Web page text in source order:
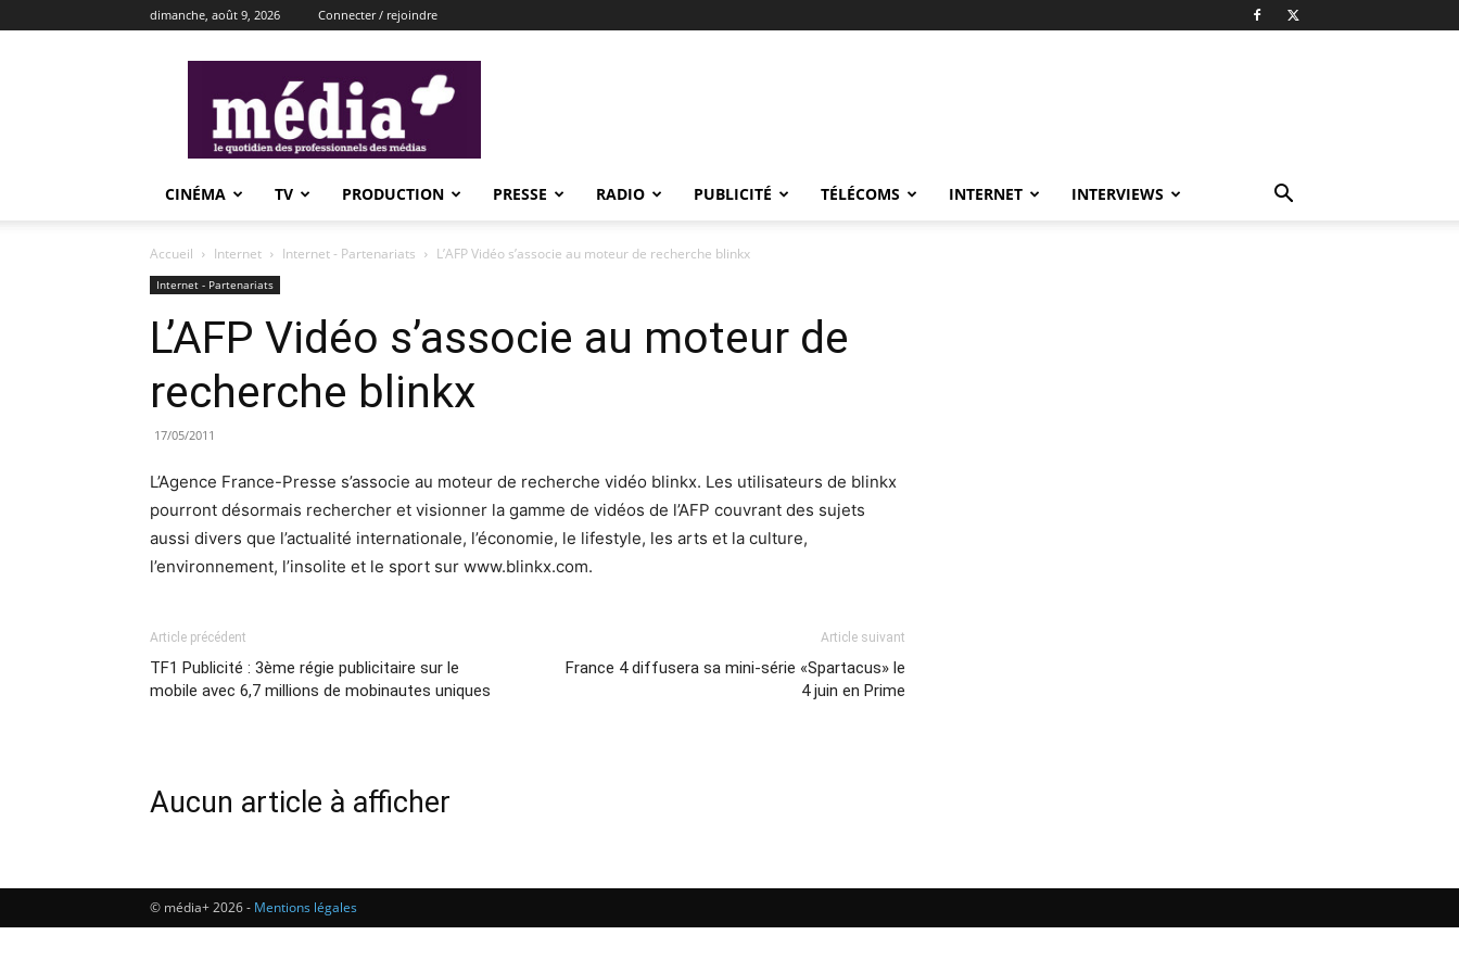
dimanche, août 9, 2026 Connecter / rejoindre
CINÉMA TV PRODUCTION PRESSE RADIO PUBLICITÉ TÉLÉCOMS INTERNET INTERVIEWS
Accueil Internet Internet - Partenariats L’AFP Vidéo s’associe au moteur de recherche blinkx
Internet - Partenariats
L’AFP Vidéo s’associe au moteur de
recherche blinkx
17/05/2011
L’Agence France-Presse s’associe au moteur de recherche vidéo blinkx. Les utilisateurs de blinkx
pourront désormais rechercher et visionner la gamme de vidéos de l’AFP couvrant des sujets
aussi divers que l’actualité internationale, l’économie, le lifestyle, les arts et la culture,
l’environnement, l’insolite et le sport sur www.blinkx.com.
Article précédent
TF1 Publicité : 3ème régie publicitaire sur le
mobile avec 6,7 millions de mobinautes uniques
Article suivant
France 4 diffusera sa mini-série «Spartacus» le
4 juin en Prime
Aucun article à afficher
© média+ 2026 - Mentions légales